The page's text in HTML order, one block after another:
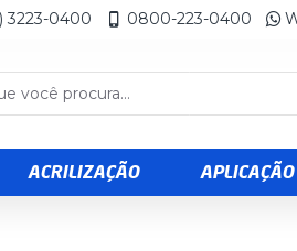
3223-0400 0800-223-0400
ACRILIZAÇÃO